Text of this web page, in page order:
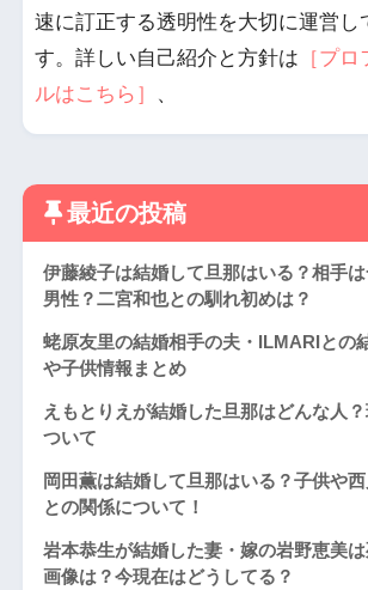
速に訂正する透明性を大切に運営し
す。詳しい自己紹介と方針は ［プ
ルはこちら］
、
最近の投稿
伊藤綾子は結婚して旦那はいる？相手は
男性？二宮和也との馴れ初めは？
蛯原友里の結婚相手の夫・ILMARIとの
や子供情報まとめ
えもとりえが結婚した旦那はどんな人
ついて
岡田薫は結婚して旦那はいる？子供や
との関係について！
岩本恭生が結婚した妻・嫁の岩野恵美は
画像は？今現在はどうしてる？